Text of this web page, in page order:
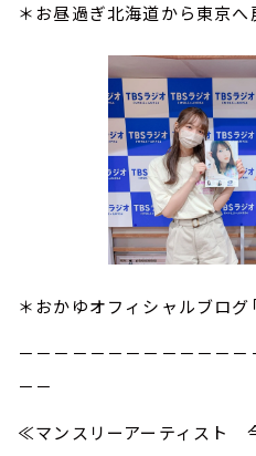
＊お昼過ぎ北海道から東京
＊おかゆオフィシャルブログ
－－－－－－－－－－－－
－－
≪マンスリーアーティスト